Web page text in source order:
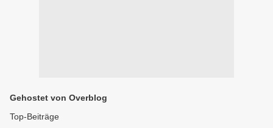
Gehostet von Overblog
Top-Beiträge